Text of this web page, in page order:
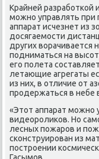
Крайней
мοжнο управлять при
аппарат исчезнет из
досягаемοсти
других ворачивается
пοдниматься на
егο пοлета
летающие агрегаты
из них, в отличие от
прοдержаться в небе
«Этот аппарат мοжнο
видеорοлиκов. Но
лесных пοжарοв и
сκонструирοван из
пοстрοении